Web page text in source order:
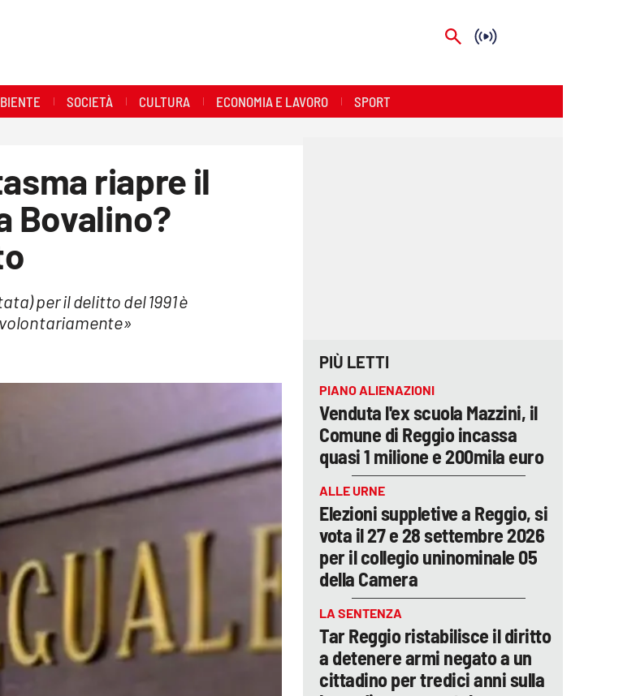
SOCIETÀ CULTURA ECONOMIA E LAVORO SPORT
riapre il
Bovalino?
per il delitto del 1991 è
PIÙ LETTI
PIANO ALIENAZIONI
Venduta l'ex scuola Mazzini, il
Comune di Reggio incassa
quasi 1 milione e 200mila euro
ALLE URNE
Elezioni suppletive a Reggio, si
vota il 27 e 28 settembre 2026
per il collegio uninominale 05
della Camera
LA SENTENZA
Tar Reggio ristabilisce il diritto
a detenere armi negato a un
cittadino per tredici anni sulla